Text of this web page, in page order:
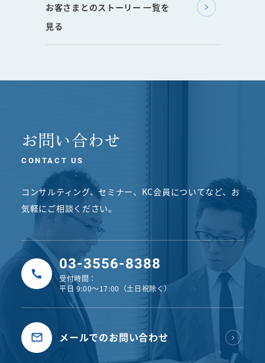
お客さまとのストーリー 一覧を
見る
お問い合わせ
CONTACT US
コンサルティング、セミナー、KC会員についてなど、 お
気軽にご相談ください。
03-3556-8388
受付時間：
平日 9:00〜17:00（土日祝除く）
メールでのお問い合わせ